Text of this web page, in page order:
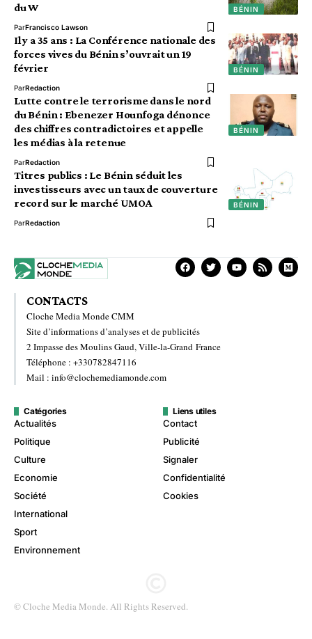
BÉNIN
du W
ParFrancisco Lawson
BÉNIN
Il y a 35 ans : La Conférence nationale des
forces vives du Bénin s’ouvrait un 19
février
ParRedaction
BÉNIN
Lutte contre le terrorisme dans le nord
du Bénin : Ebenezer Hounfoga dénonce
des chiffres contradictoires et appelle
les médias à la retenue
ParRedaction
BÉNIN
Titres publics : Le Bénin séduit les
investisseurs avec un taux de couverture
record sur le marché UMOA
ParRedaction
CONTACTS
Cloche Media Monde CMM
Site d’informations d’analyses et de publicités
2 Impasse des Moulins Gaud, Ville-la-Grand France
Téléphone : +330782847116
Mail : info@clochemediamonde.com
Catégories
Actualités
Politique
Culture
Economie
Société
International
Sport
Environnement
Liens utiles
Contact
Publicité
Signaler
Confidentialité
Cookies
© Cloche Media Monde. All Rights Reserved.